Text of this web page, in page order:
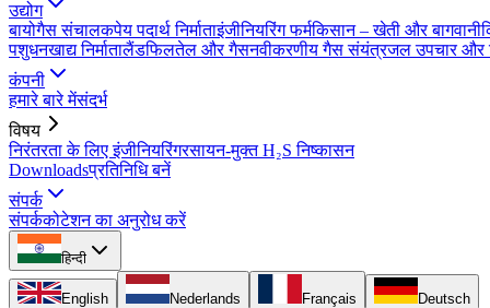
उद्योग
बायोगैस संचालकपेय पदार्थ निर्माताइंजीनियरिंग फर्मकिसान – खेती और बागवानी
पशुधनखाद्य निर्मातालैंडफिलतेल और गैसनवीकरणीय गैस संयंत्रजल उपचार और
कंपनी
हमारे बारे मेंसंदर्भ
विषय
निरंतरता के लिए इंजीनियरिंगरसायन-मुक्त H₂S निष्कासन
Downloadsप्रतिनिधि बनें
संपर्क
संपर्ककोटेशन का अनुरोध करें
हिन्दी
English Nederlands Français Deutsch